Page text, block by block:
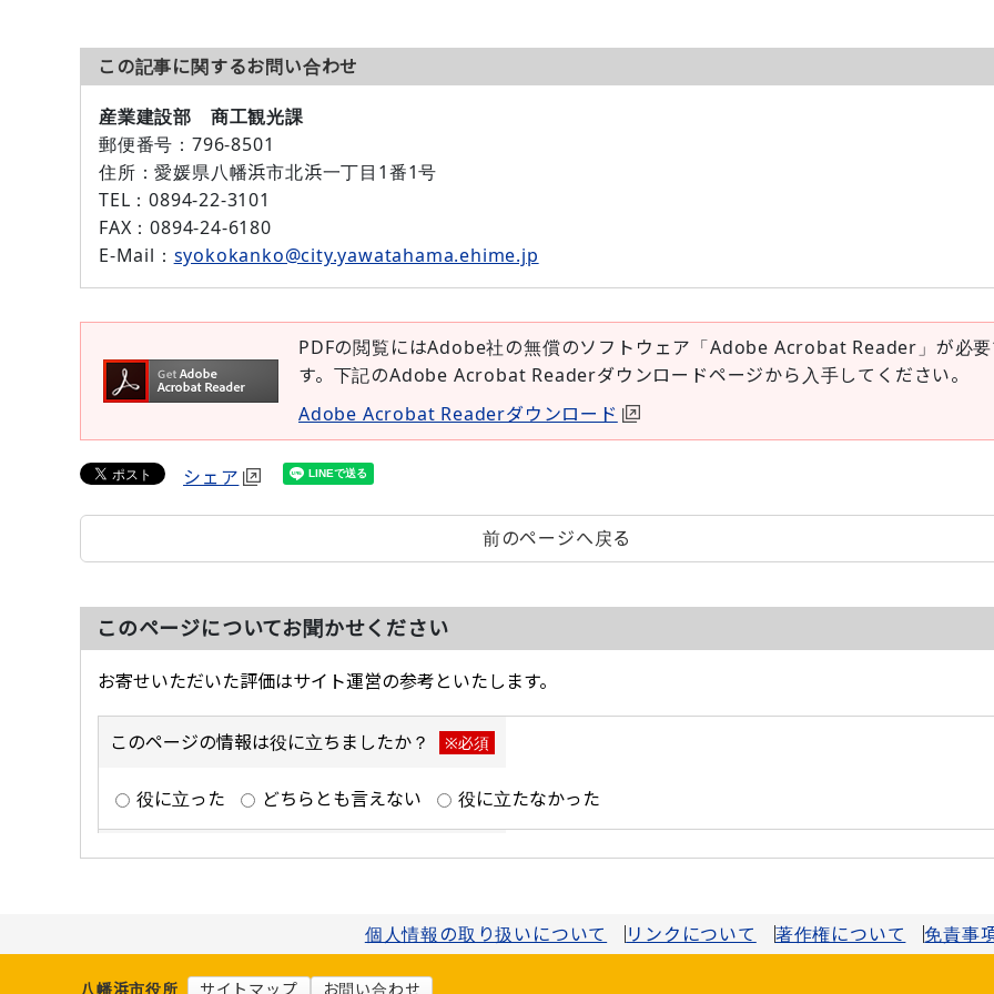
この記事に関するお問い合わせ
産業建設部 商工観光課
郵便番号： 796-8501
住所：愛媛県八幡浜市北浜一丁目1番1号
TEL：0894-22-3101
FAX：0894-24-6180
E-Mail： syokokanko@city.yawatahama.ehime.jp
PDFの閲覧にはAdobe社の無償のソフトウェア「Adobe Acrobat Reader」が必
す。下記のAdobe Acrobat Readerダウンロードページから入手してください。
Adobe Acrobat Readerダウンロード
シェア
前のページへ戻る
このページについてお聞かせください
個人情報の取り扱いについて リンクについて 著作権について 免責事
八幡浜市役所 サイトマップ お問い合わせ